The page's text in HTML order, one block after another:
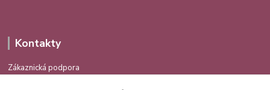
Kontakty
Zákaznická podpora